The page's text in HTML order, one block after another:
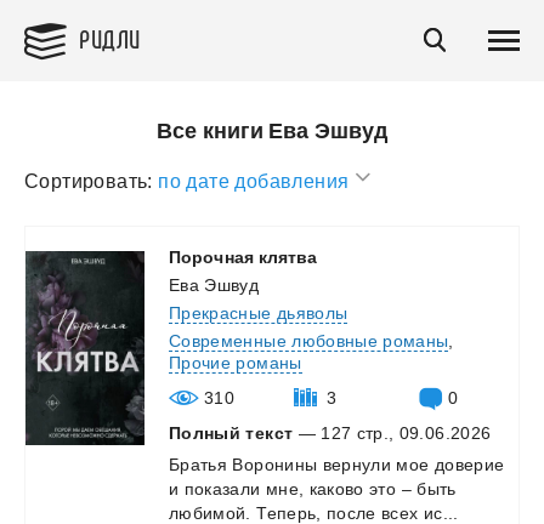
РИДЛИ
Все книги Ева Эшвуд
Сортировать: по дате добавления
Порочная клятва
Ева Эшвуд
Прекрасные дьяволы
Современные любовные романы
Прочие романы
310
3
0
Полный текст — 127 стр., 09.06.2026
Братья Воронины вернули мое доверие
и показали мне, каково это – быть
любимой.
Теперь, после всех ис...